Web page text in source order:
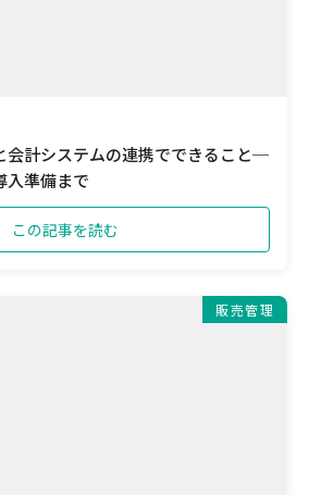
会計システムの連携でできること─
入準備まで
この記事を読む
販売管理